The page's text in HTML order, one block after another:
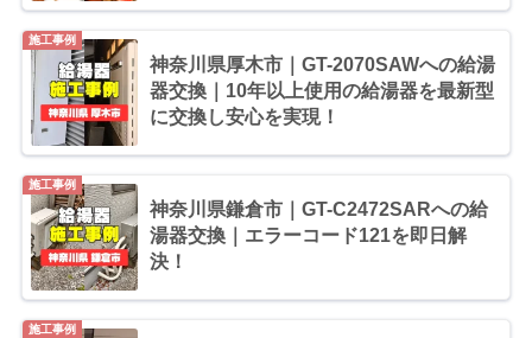
神奈川県厚木市｜GT-2070SAWへの給湯
器交換｜10年以上使用の給湯器を最新型
に交換し安心を実現！
施工事例
神奈川県鎌倉市｜GT-C2472SARへの給
湯器交換｜エラーコード121を即日解
決！
施工事例
施工事例